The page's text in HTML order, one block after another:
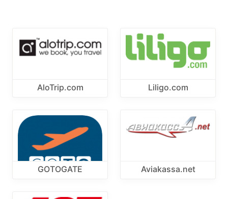
AloTrip.com Liligo.com
GOTOGATE Aviakassa.net